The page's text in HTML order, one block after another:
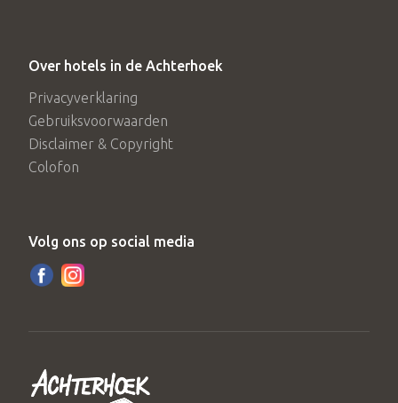
Over hotels in de Achterhoek
Privacyverklaring
Gebruiksvoorwaarden
Disclaimer & Copyright
Colofon
Volg ons op social media